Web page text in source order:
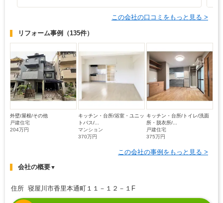
この会社の口コミをもっと見る >
リフォーム事例 （135件）
外壁/屋根/その他
戸建住宅
204万円
キッチン・台所/浴室・ユニッ
トバス/...
マンション
370万円
キッチン・台所/トイレ/洗面
所・脱衣所/...
戸建住宅
375万円
この会社の事例をもっと見る >
会社の概要▼
住所 寝屋川市香里本通町１１－１２－１F